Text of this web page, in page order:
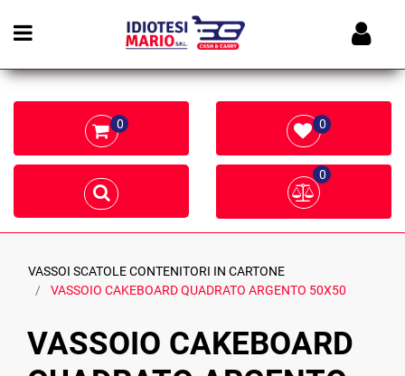
Open menu
0 0
0
VASSOI SCATOLE CONTENITORI IN CARTONE
VASSOIO CAKEBOARD QUADRATO ARGENTO 50X50
VASSOIO CAKEBOARD